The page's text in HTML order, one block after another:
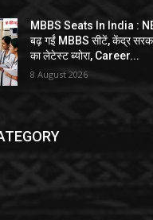
MBBS Seats In India :
बढ़ गईं MBBS सीटें, केंद्र
का लेटेस्ट ब्योरा, Career...
8 August 2026